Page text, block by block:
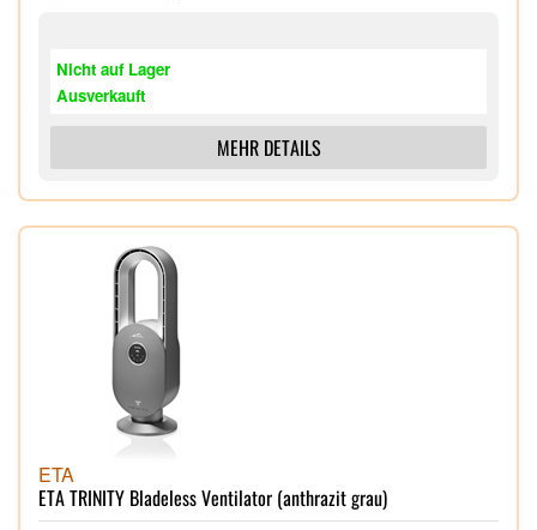
Länge des Netzkabels 1,5 m,
Nicht auf Lager
Ausverkauft
MEHR DETAILS
ETA
ETA TRINITY Bladeless Ventilator (anthrazit grau)